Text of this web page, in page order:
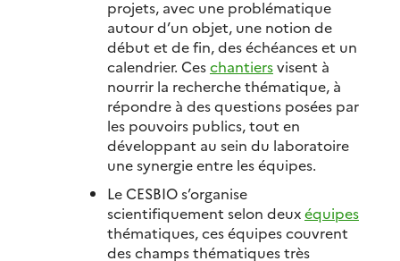
projets, avec une problématique
autour d’un objet, une notion de
début et de fin, des échéances et un
calendrier. Ceschantiersvisent à
nourrir la recherche thématique, à
répondre à des questions posées par
les pouvoirs publics, tout en
développant au sein du laboratoire
une synergie entre les équipes.
Le CESBIO s’organise
scientifiquement selon deuxéquipes
thématiques, ces équipes couvrent
des champs thématiques très